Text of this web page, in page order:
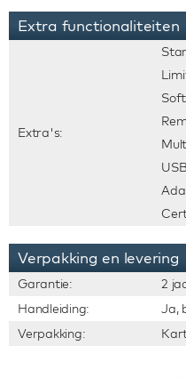
Extra functionaliteiten
Extra's:
Verpakking en levering
Garantie:
2
Handleiding:
Ja,
Verpakking: